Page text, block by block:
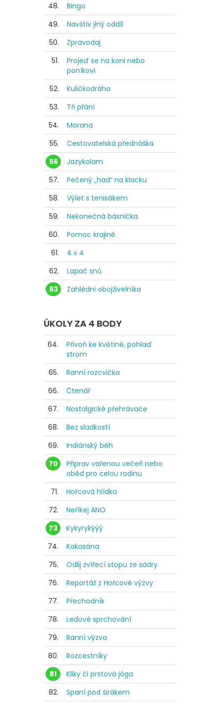
48.
Bingo
49.
Navštiv jiný oddíl
50.
Zpravodaj
51.
Projeď se na koni nebo
poníkovi
52.
Kuličkodráha
53.
Tři přání
54.
Morana
55.
Cestovatelská přednáška
56
Jazykolam
57.
Pečený „had“ na klacku
58.
Výlet s tenisákem
59.
Nekonečná básnička
60.
Pomoc krajině
61.
4 x 4
62.
Lapač snů
63
Zahlédni obojživelníka
ÚKOLY ZA 4 BODY
64.
Přivoň ke květině, pohlaď
strom
65.
Ranní rozcvička
66.
Čtenář
67.
Nostalgické přehrávače
68.
Bez sladkostí
69.
Indiánský běh
70
Připrav vařenou večeři nebo
oběd pro celou rodinu
71.
Hořcová hlídka
72.
Neříkej ANO
73
Kykyrykýýý
74.
Kakasána
75.
Odlij zvířecí stopu ze sádry
76.
Reportáž z Hořcové výzvy
77.
Přechodník
78.
Ledové sprchování
79.
Ranní výzva
80.
Rozcestníky
81
Kliky či prstová jóga
82.
Spaní pod širákem